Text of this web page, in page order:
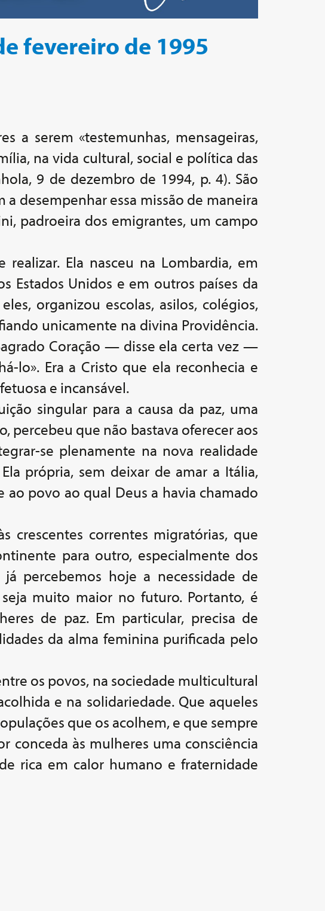
fevereiro de 1995
a serem «testemunhas, mensageiras,
na vida cultural, social e política das
9 de dezembro de 1994, p. 4). São
desempenhar essa missão de maneira
padroeira dos emigrantes, um campo
Ela nasceu na Lombardia, em
Estados Unidos e em outros países da
organizou escolas, asilos, colégios,
unicamente na divina Providência.
Coração — disse ela certa vez —
lo». Era a Cristo que ela reconhecia e
e incansável.
singular para a causa da paz, uma
percebeu que não bastava oferecer aos
se plenamente na nova realidade
própria, sem deixar de amar a Itália,
povo ao qual Deus a havia chamado
crescentes correntes migratórias, que
para outro, especialmente dos
percebemos hoje a necessidade de
muito maior no futuro. Portanto, é
de paz. Em particular, precisa de
da alma feminina purificada pelo
os povos, na sociedade multicultural
e na solidariedade. Que aqueles
que os acolhem, e que sempre
conceda às mulheres uma consciência
rica em calor humano e fraternidade